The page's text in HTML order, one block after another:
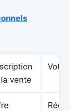
vente
Votre